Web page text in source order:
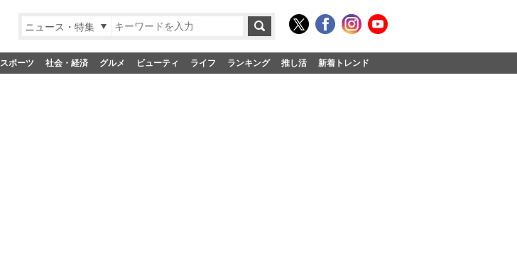
ニュース・特集
スポーツ 社会・経済 グルメ ビューティ ライフ ランキング 推し活 新着トレンド